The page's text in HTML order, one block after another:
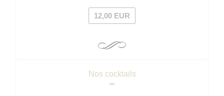
12,00 EUR
Nos cocktails